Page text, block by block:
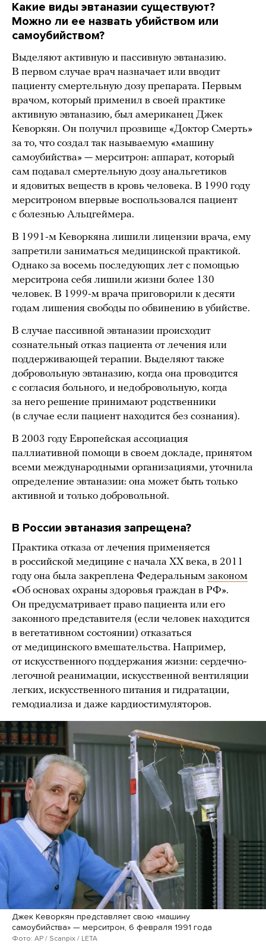
Какие виды эвтаназии существуют?
Можно ли ее назвать убийством или
самоубийством?
Выделяют активную и пассивную эвтаназию.
В первом случае врач назначает или вводит
пациенту смертельную дозу препарата. Первым
врачом, который применил в своей практике
активную эвтаназию, был американец Джек
Кеворкян. Он получил прозвище «Доктор Смерть»
за то, что создал так называемую «машину
самоубийства» — мерситрон: аппарат, который
сам подавал смертельную дозу анальгетиков
и ядовитых веществ в кровь человека. В 1990 году
мерситроном впервые воспользовался пациент
с болезнью Альцгеймера.
В 1991-м Кеворкяна лишили лицензии врача, ему
запретили заниматься медицинской практикой.
Однако за восемь последующих лет с помощью
мерситрона себя лишили жизни более 130
человек. В 1999-м врача приговорили к десяти
годам лишения свободы по обвинению в убийстве.
В случае пассивной эвтаназии происходит
сознательный отказ пациента от лечения или
поддерживающей терапии. Выделяют также
добровольную эвтаназию, когда она проводится
с согласия больного, и недобровольную, когда
за него решение принимают родственники
(в случае если пациент находится без сознания).
В 2003 году Европейская ассоциация
паллиативной помощи в своем докладе, принятом
всеми международными организациями, уточнила
определение эвтаназии: она может быть только
активной и только добровольной.
В России эвтаназия запрещена?
Практика отказа от лечения применяется
в российской медицине с начала ХХ века, в 2011
году она была закреплена Федеральным законом
«Об основах охраны здоровья граждан в РФ».
Он предусматривает право пациента или его
законного представителя (если человек находится
в вегетативном состоянии) отказаться
от медицинского вмешательства. Например,
от искусственного поддержания жизни: сердечно-
легочной реанимации, искусственной вентиляции
легких, искусственного питания и гидратации,
гемодиализа и даже кардиостимуляторов.
Джек Кеворкян представляет свою «машину
самоубийства» — мерситрон, 6 февраля 1991 года
Фото: AP / Scanpix / LETA